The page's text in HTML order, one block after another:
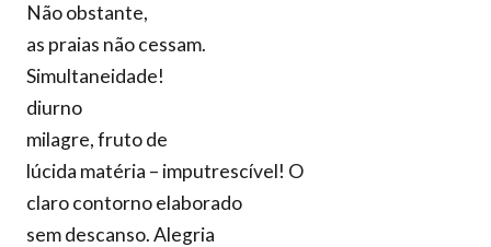
Não obstante,
as praias não cessam.
Simultaneidade!
diurno
milagre, fruto de
lúcida matéria – imputrescível! O
claro contorno elaborado
sem descanso. Alegria